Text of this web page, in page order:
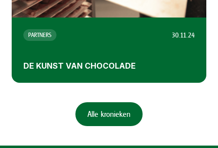
PARTNERS 30.11.24
DE KUNST VAN CHOCOLADE
Alle kronieken